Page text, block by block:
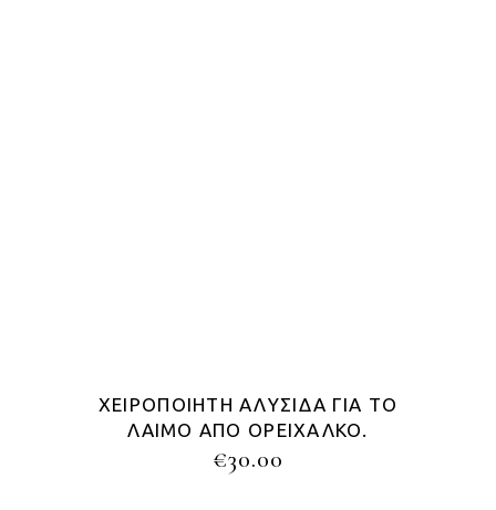
ΧΕΙΡΟΠΟΊΗΤΗ ΑΛΥΣΊΔΑ ΓΙΑ ΤΟ
ΛΑΙΜΌ ΑΠΌ ΟΡΕΊΧΑΛΚΟ.
€30.00